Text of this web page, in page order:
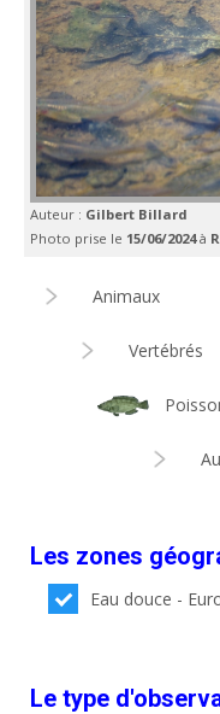
Auteur : Gilbert Billard
Photo prise le 15/06/2024à
Animaux
Vertébrés
Les zones
Eau douce -
Le type